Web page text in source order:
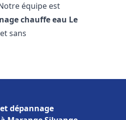
équipe est
chauffe eau Le
sans
dépannage